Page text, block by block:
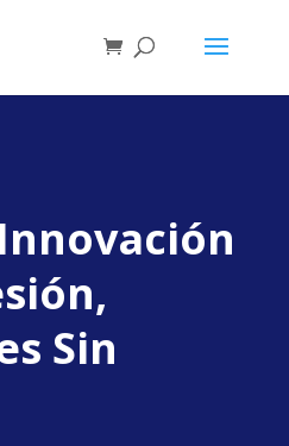
Sin